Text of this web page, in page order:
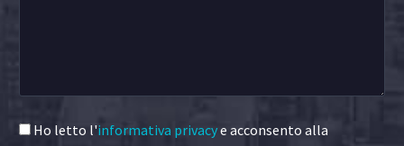
Ho letto l'informativa privacye acconsento alla